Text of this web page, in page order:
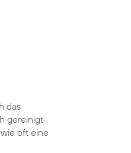
das
gereinigt
oft eine